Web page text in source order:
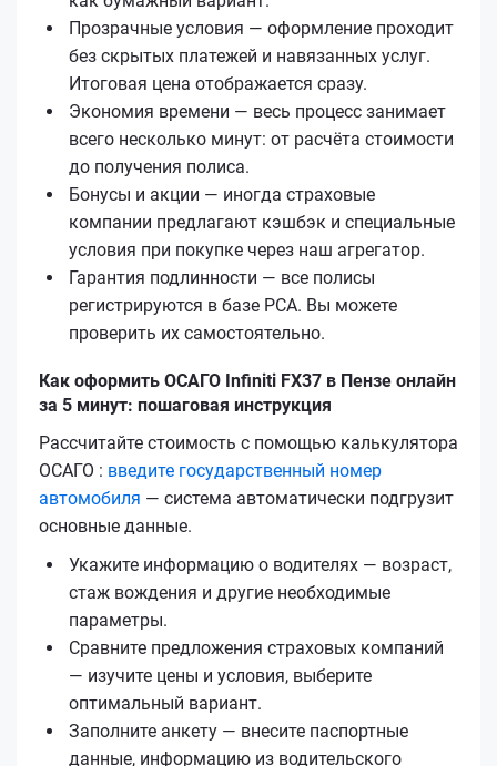
Прозрачные условия — оформление проходит
без скрытых платежей и навязанных услуг.
Итоговая цена отображается сразу.
Экономия времени — весь процесс занимает
всего несколько минут: от расчёта стоимости
до получения полиса.
Бонусы и акции — иногда страховые
компании предлагают кэшбэк и специальные
условия при покупке через наш агрегатор.
Гарантия подлинности — все полисы
регистрируются в базе РСА. Вы можете
проверить их самостоятельно.
Как оформить ОСАГО Infiniti FX37 в Пензе онлайн
за 5 минут: пошаговая инструкция
Рассчитайте стоимость с помощью калькулятора
ОСАГО : введите государственный номер
автомобиля — система автоматически подгрузит
основные данные.
Укажите информацию о водителях — возраст,
стаж вождения и другие необходимые
параметры.
Сравните предложения страховых компаний
— изучите цены и условия, выберите
оптимальный вариант.
Заполните анкету — внесите паспортные
данные, информацию из водительского